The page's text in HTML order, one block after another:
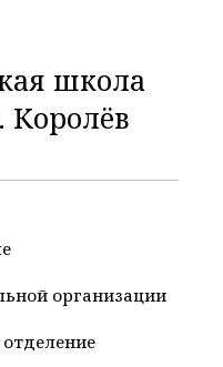
школа
Королёв
организации